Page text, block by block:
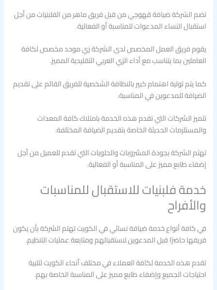
تضم الشركة ضيافة قهوجي من قبل فريق ماهر من الفلبنيات من أجل
استقبال النساء المدعوات للمناسبة أو الفعالية.
يقوم فريق العمل المخصص لدى الشركة زي موحد مخصص لكافة
العاملين بما يتناسب مع أداء الزي العربي التقليدية المميز.
كما يتم تولية اهتمام كبير بالنظافة الشخصية للفريق القائم على تقديم
الضيافة للمدعوين في المناسبة.
تتميز الشركات التي تقدم هذه الخدمة بامتلاك كافة المعدات
والمستلزمات الحديثة الخاصة بتقديم الضيافة المختلفة.
تهتم الشركة بجودة المشروبات والحلويات التي تقدم للعميل من أجل
إضفاء طابع مميز على المناسبة أو الفعالية.
خدمة فلبنيات للاستقبال للمناسبات
والأفراح
في كافة أنواع خدمة ضيافة نسائي في الكويت تهتم الشركة بأن يكون
فريقها حاضرًا قبل المدعوين لاستقبالهم ومتابعة عمليات التنظيم.
تقدم هذه الخدمة لكافة العملاء في مختلف أنحاء الكويت لتلبية
احتياجات الجميع وإضفاء طابع مميز على المناسبة الخاصة بهم.